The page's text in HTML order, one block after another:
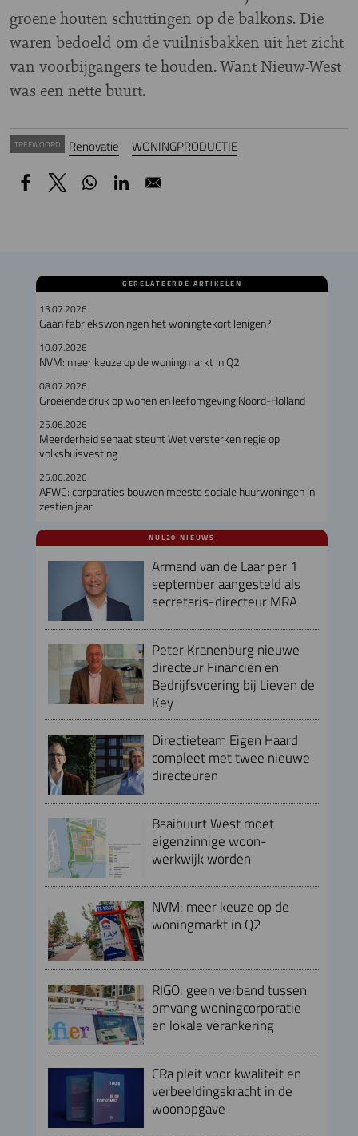
groene houten schuttingen op de balkons. Die
waren bedoeld om de vuilnisbakken uit het zicht
van voorbijgangers te houden. Want Nieuw-West
was een nette buurt.
TREFWOORD Renovatie WONINGPRODUCTIE
GERELATEERDE ARTIKELEN
13.07.2026
Gaan fabriekswoningen het woningtekort lenigen?
10.07.2026
NVM: meer keuze op de woningmarkt in Q2
08.07.2026
Groeiende druk op wonen en leefomgeving Noord-Holland
25.06.2026
Meerderheid senaat steunt Wet versterken regie op
volkshuisvesting
25.06.2026
AFWC: corporaties bouwen meeste sociale huurwoningen in
zestien jaar
NUL20 NIEUWS
Armand van de Laar per 1
september aangesteld als
secretaris-directeur MRA
Peter Kranenburg nieuwe
directeur Financiën en
Bedrijfsvoering bij Lieven de
Key
Directieteam Eigen Haard
compleet met twee nieuwe
directeuren
Baaibuurt West moet
eigenzinnige woon-
werkwijk worden
NVM: meer keuze op de
woningmarkt in Q2
RIGO: geen verband tussen
omvang woningcorporatie
en lokale verankering
CRa pleit voor kwaliteit en
verbeeldingskracht in de
woonopgave